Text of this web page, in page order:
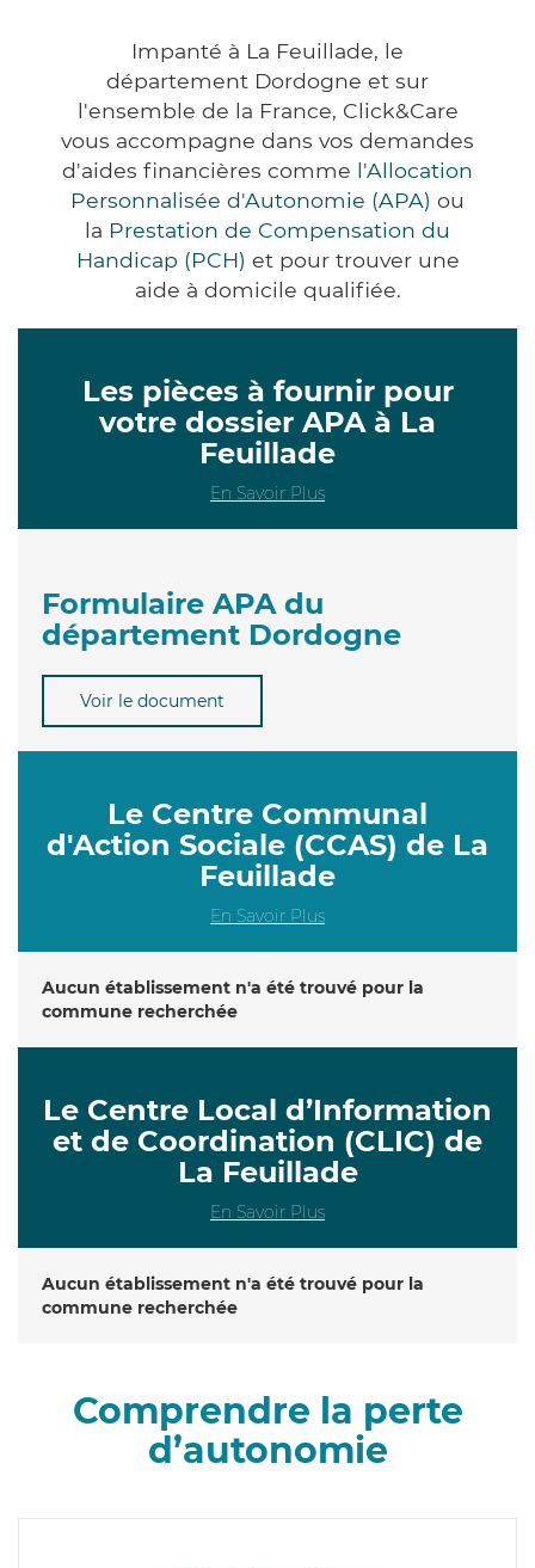
Impanté à La Feuillade, le
département Dordogne et sur
l'ensemble de la France, Click&Care
vous accompagne dans vos demandes
d'aides financières comme l'Allocation
Personnalisée d'Autonomie (APA) ou
la Prestation de Compensation du
Handicap (PCH) et pour trouver une
aide à domicile qualifiée.
Les pièces à fournir pour
votre dossier APA à La
Feuillade
En Savoir Plus
Formulaire APA du
département Dordogne
Voir le document
Le Centre Communal
d'Action Sociale (CCAS) de La
Feuillade
En Savoir Plus
Aucun établissement n'a été trouvé pour la
commune recherchée
Le Centre Local d’Information
et de Coordination (CLIC) de
La Feuillade
En Savoir Plus
Aucun établissement n'a été trouvé pour la
commune recherchée
Comprendre la perte
d’autonomie